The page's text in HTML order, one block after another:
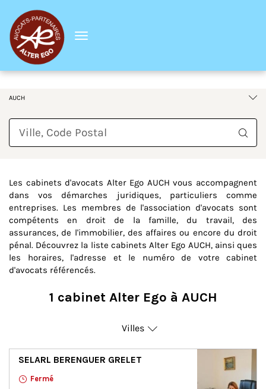
Menu
France
Occitanie
AUCH
Requête
Les cabinets d'avocats Alter Ego AUCH vous accompagnent
dans vos démarches juridiques, particuliers comme
entreprises. Les membres de l'association d'avocats sont
compétents en droit de la famille, du travail, des
assurances, de l'immobilier, des affaires ou encore du droit
pénal. Découvrez la liste cabinets Alter Ego AUCH, ainsi ques
les horaires, l'adresse et le numéro de votre cabinet
d'avocats référencés.
1 cabinet Alter Ego à AUCH
Villes
Auch
SELARL BERENGUER GRELET
Fermé